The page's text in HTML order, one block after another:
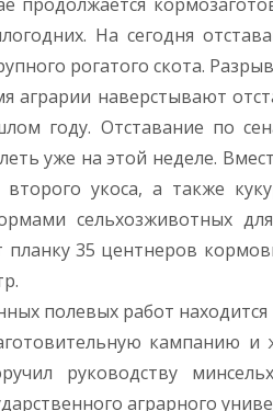
На сегодня
рогатого скота.
аграрии наверстывают
году. Отставание по
уже на этой неделе.
укоса, а также
сельхозживотных
планку 35 центнеров
полевых работ
кампанию и
руководству
аграрного